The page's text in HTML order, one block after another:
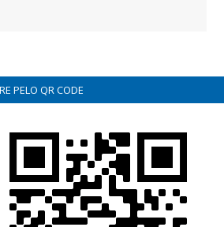
PELO QR CODE